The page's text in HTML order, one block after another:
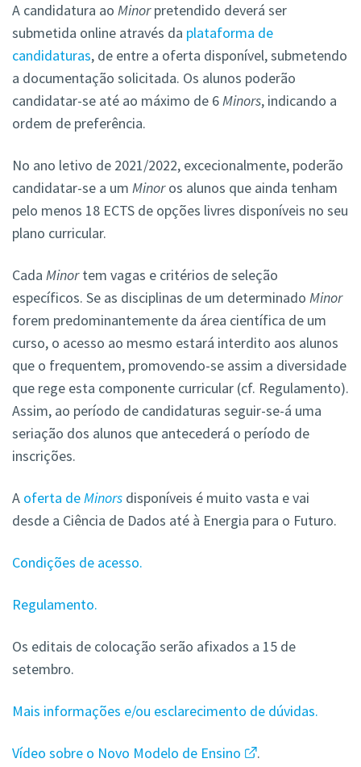
A candidatura ao Minorpretendido deverá ser
submetida online através da plataforma de
candidaturas, de entre a oferta disponível, submetendo
a documentação solicitada. Os alunos poderão
candidatar-se até ao máximo de 6Minors, indicando a
ordem de preferência.
No ano letivo de 2021/2022, excecionalmente, poderão
candidatar-se a um Minoros alunos que ainda tenham
pelo menos 18 ECTS de opções livres disponíveis no seu
plano curricular.
Cada Minortem vagas e critérios de seleção
específicos. Se as disciplinas de um determinado Minor
forem predominantemente da área científica de um
curso, o acesso ao mesmo estará interdito aos alunos
que o frequentem, promovendo-se assim a diversidade
que rege esta componente curricular (cf. Regulamento).
Assim, ao período de candidaturas seguir-se-á uma
seriação dos alunos que antecederá o período de
inscrições.
A oferta deMinors disponíveis é muito vasta e vai
desde a Ciência de Dados até à Energia para o Futuro.
Condições de acesso.
Regulamento.
Os editais de colocação serão afixados a 15 de
setembro.
Mais informações e/ou esclarecimento de dúvidas.
Vídeo sobre o Novo Modelo de Ensino .